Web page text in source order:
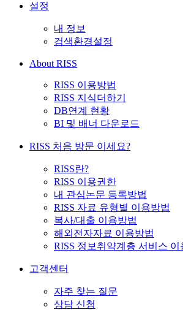
설정
내 정보
검색환경설정
About RISS
RISS 이용방법
RISS 지식더하기
DB연계 현황
BI 및 배너 다운로드
RISS 처음 방문 이세요?
RISS란?
RISS 이용권한
내 관심논문 등록방법
RISS 자료 유형별 이용방법
복사/대출 이용방법
해외전자자료 이용방법
RISS 정보취약계층 서비스 이
고객센터
자주 찾는 질문
상담 신청